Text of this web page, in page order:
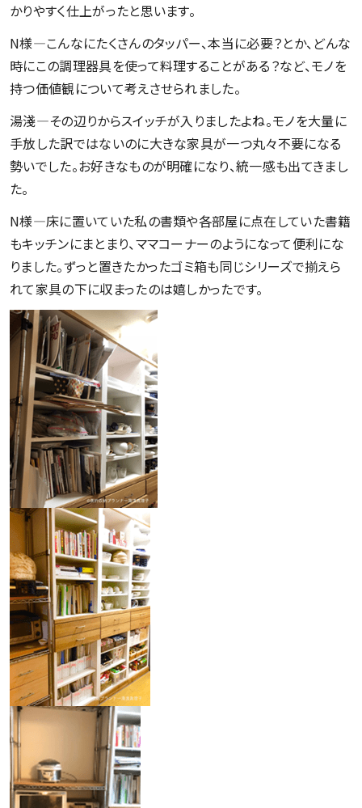
かりやすく仕上がったと思います。
N様―こんなにたくさんのタッパー、本当に必要？とか、どんな
時にこの調理器具を使って料理することがある？など、モノを
持つ価値観について考えさせられました。
湯淺―その辺りからスイッチが入りましたよね。モノを大量に
手放した訳ではないのに大きな家具が一つ丸々不要になる
勢いでした。お好きなものが明確になり、統一感も出てきまし
た。
N様―床に置いていた私の書類や各部屋に点在していた書籍
もキッチンにまとまり、ママコーナーのようになって便利にな
りました。ずっと置きたかったゴミ箱も同じシリーズで揃えら
れて家具の下に収まったのは嬉しかったです。